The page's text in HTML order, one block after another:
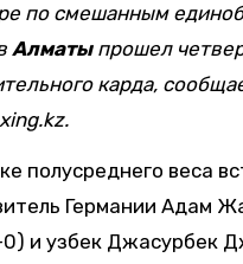
Алматы прошел
карда,
полусреднего веса
Германии Адам
и узбек Джасурбек